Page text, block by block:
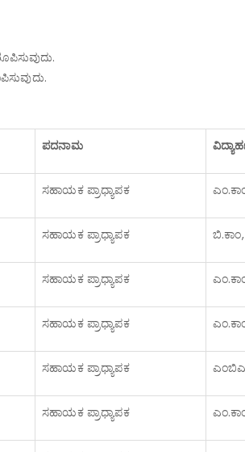
ಪದನಾಮ
ಸಹಾಯಕ ಪ್ರಾಧ್ಯಾಪಕ
ಸಹಾಯಕ ಪ್ರಾಧ್ಯಾಪಕ
ಸಹಾಯಕ ಪ್ರಾಧ್ಯಾಪಕ
ಸಹಾಯಕ ಪ್ರಾಧ್ಯಾಪಕ
ಸಹಾಯಕ ಪ್ರಾಧ್ಯಾಪಕ ಎಂಬಿಎ
ಸಹಾಯಕ ಪ್ರಾಧ್ಯಾಪಕ